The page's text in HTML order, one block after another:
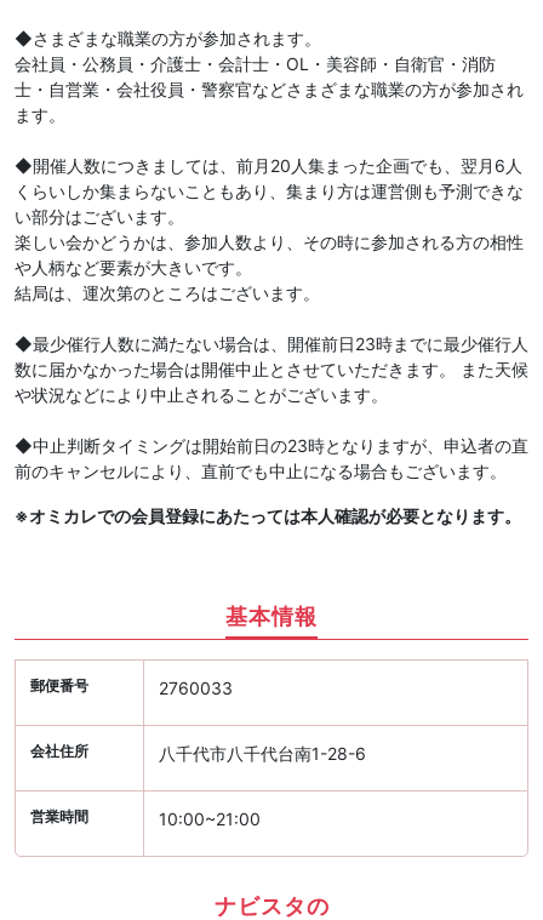
◆さまざまな職業の方が参加されます。
会社員・公務員・介護士・会計士・OL・美容師・自衛官・消防
士・自営業・会社役員・警察官などさまざまな職業の方が参加され
ます。
◆開催人数につきましては、前月20人集まった企画でも、翌月6人
くらいしか集まらないこともあり、集まり方は運営側も予測できな
い部分はございます。
楽しい会かどうかは、参加人数より、その時に参加される方の相性
や人柄など要素が大きいです。
結局は、運次第のところはございます。
◆最少催行人数に満たない場合は、開催前日23時までに最少催行人
数に届かなかった場合は開催中止とさせていただきます。 また天候
や状況などにより中止されることがございます。
◆中止判断タイミングは開始前日の23時となりますが、申込者の直
前のキャンセルにより、直前でも中止になる場合もございます。
※オミカレでの会員登録にあたっては本人確認が必要となります。
基本情報
郵便番号 2760033
会社住所 八千代市八千代台南1-28-6
営業時間 10:00~21:00
ナビスタの